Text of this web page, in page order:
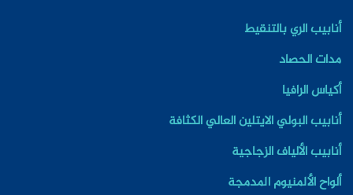
أنابيب الري بالتنقيط
مدات الحصاد
أكياس الرافيا
أنابيب البولي الايتلين العالي الكثافة
أنابيب الألياف الزجاجية
ألواح الألمنيوم المدمجة